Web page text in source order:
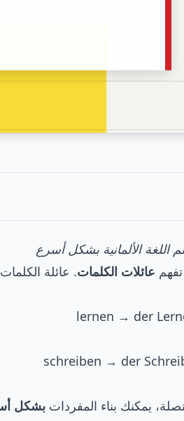
الألمانية بشكل أسرع
عائلات الكلمات. عائلة
يمكنك بناء المفردات بشكل